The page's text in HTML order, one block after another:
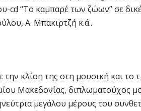
cd “Το καμπαρέ των ζώων” σε
Α. Μπακιρτζή κ.ά..
την κλίση της στη μουσική και το
Μακεδονίας, διπλωματούχος
μεγάλου μέρους του